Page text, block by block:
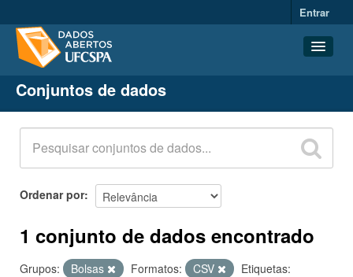
Entrar
Conjuntos de dados
Organizações
Grupos
Sobre
Conjuntos de dados
Ordenar por
1 conjunto de dados encontrado
Grupos: Bolsas Formatos: CSV
Etiquetas: